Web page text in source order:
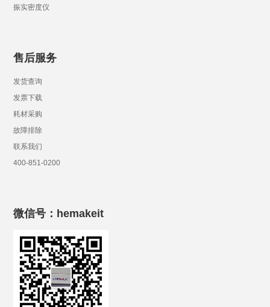
振实密度仪
售后服务
发货查询
发票下载
耗材采购
故障排除
联系我们
400-851-0200
微信号：hemakeit